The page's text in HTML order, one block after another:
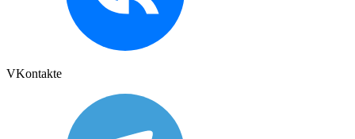
VKontakte